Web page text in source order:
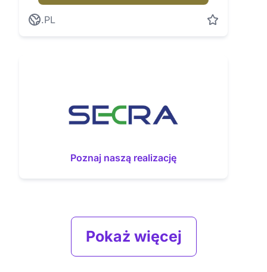
.PL
Poznaj naszą realizację
Pokaż więcej